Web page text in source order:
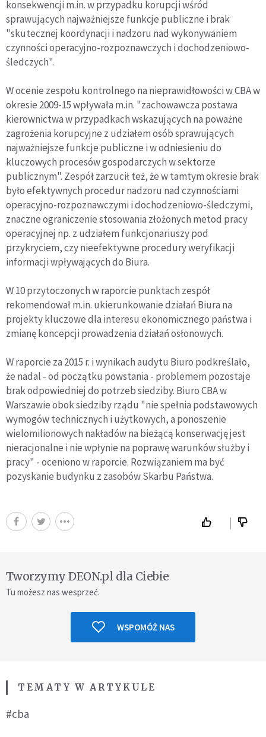
konsekwencji m.in. w przypadku korupcji wśród
sprawujących najważniejsze funkcje publiczne i brak
"skutecznej koordynacji i nadzoru nad wykonywaniem
czynności operacyjno-rozpoznawczych i dochodzeniowo-
śledczych".
W ocenie zespołu kontrolnego na nieprawidłowości w CBA w
okresie 2009-15 wpływała m.in. "zachowawcza postawa
kierownictwa w przypadkach wskazujących na poważne
zagrożenia korupcyjne z udziałem osób sprawujących
najważniejsze funkcje publiczne i w odniesieniu do
kluczowych procesów gospodarczych w sektorze
publicznym". Zespół zarzucił też, że w tamtym okresie brak
było efektywnych procedur nadzoru nad czynnościami
operacyjno-rozpoznawczymi i dochodzeniowo-śledczymi,
znaczne ograniczenie stosowania złożonych metod pracy
operacyjnej np. z udziałem funkcjonariuszy pod
przykryciem, czy nieefektywne procedury weryfikacji
informacji wpływających do Biura.
W 10 przytoczonych w raporcie punktach zespół
rekomendował m.in. ukierunkowanie działań Biura na
projekty kluczowe dla interesu ekonomicznego państwa i
zmianę koncepcji prowadzenia działań osłonowych.
W raporcie za 2015 r. i wynikach audytu Biuro podkreślało,
że nadal - od początku powstania - problemem pozostaje
brak odpowiedniej do potrzeb siedziby. Biuro CBA w
Warszawie obok siedziby rządu "nie spełnia podstawowych
wymogów technicznych i użytkowych, a ponoszenie
wielomilionowych nakładów na bieżącą konserwację jest
nieracjonalne i nie wpłynie na poprawę warunków służby i
pracy" - oceniono w raporcie. Rozwiązaniem ma być
pozyskanie budynku z zasobów Skarbu Państwa.
Tworzymy DEON.pl dla Ciebie
Tu możesz nas wesprzeć.
WSPOMÓŻ NAS
TEMATY W ARTYKULE
#cba